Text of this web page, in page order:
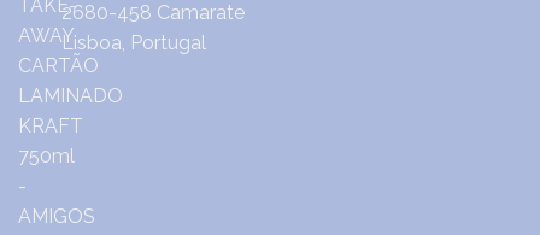
2680-458 Camarate
Lisboa, Portugal